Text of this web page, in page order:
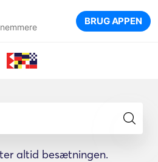
BRUG APPEN
altid besætningen.